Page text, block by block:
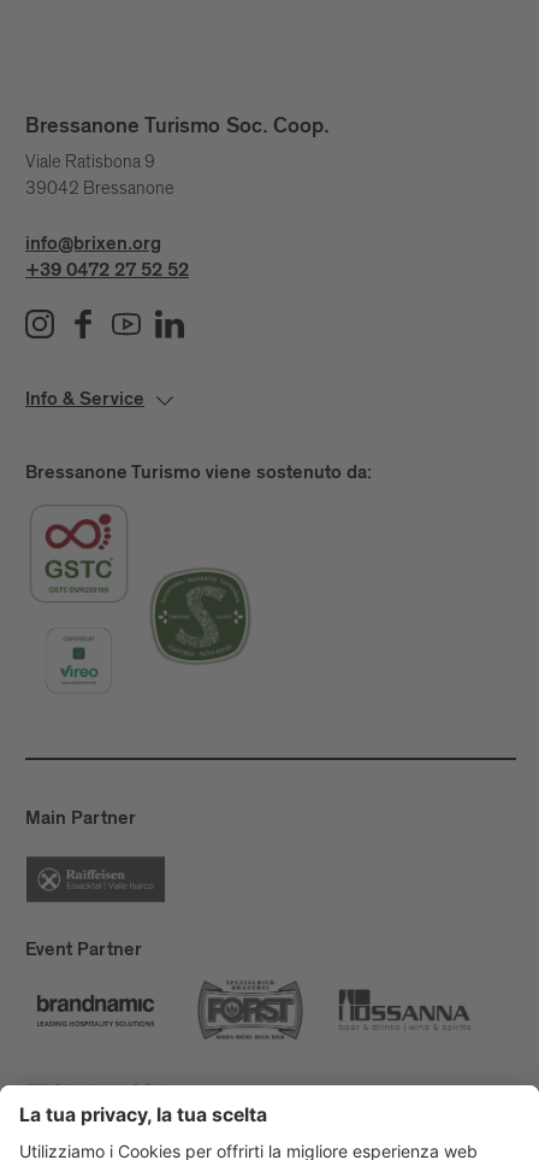
Bressanone Turismo Soc. Coop.
Viale Ratisbona 9
39042 Bressanone
info@brixen.org
+39 0472 27 52 52
Info & Service
Bressanone Turismo viene sostenuto da:
Main Partner
Event Partner